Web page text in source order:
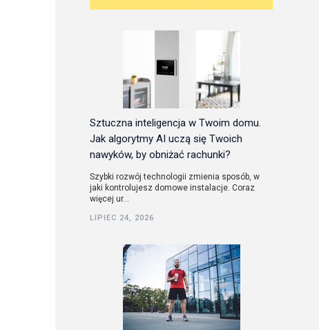
Sztuczna inteligencja w Twoim domu.
Jak algorytmy AI uczą się Twoich
nawyków, by obniżać rachunki?
Szybki rozwój technologii zmienia sposób, w
jaki kontrolujesz domowe instalacje. Coraz
więcej ur...
LIPIEC 24, 2026